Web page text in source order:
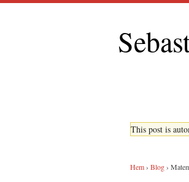
This post is
Hem› Blog›